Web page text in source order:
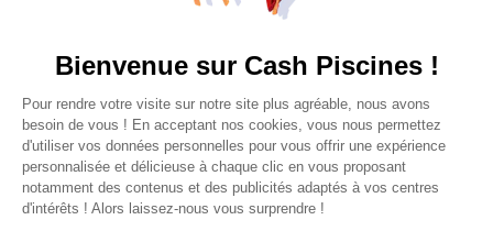
Bienvenue sur Cash Piscines !
Plateforme de Gestion du
Pour rendre votre visite sur notre site plus agréable, nous avons
besoin de vous ! En acceptant nos cookies, vous nous permettez
d'utiliser vos données personnelles pour vous offrir une expérience
personnalisée et délicieuse à chaque clic en vous proposant
notamment des contenus et des publicités adaptés à vos centres
d'intérêts ! Alors laissez-nous vous surprendre !
Axeptio consent